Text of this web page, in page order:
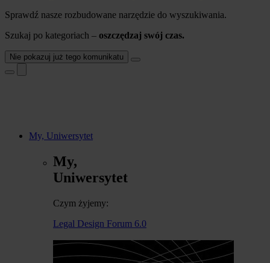
Sprawdź nasze rozbudowane narzędzie do wyszukiwania.
Szukaj po kategoriach – oszczędzaj swój czas.
Nie pokazuj już tego komunikatu
My, Uniwersytet
My,
Uniwersytet
Czym żyjemy:
Legal Design Forum 6.0